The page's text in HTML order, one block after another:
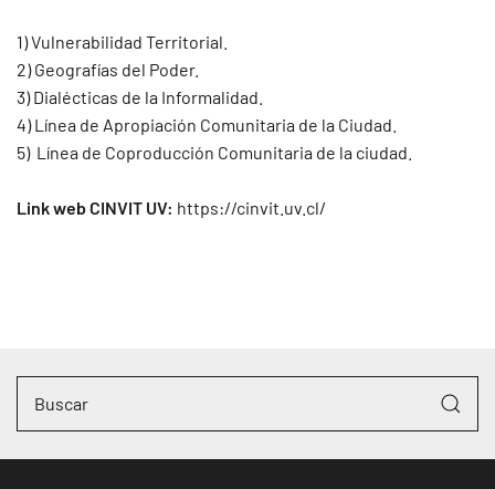
1) Vulnerabilidad Territorial.
2) Geografías del Poder.
3) Dialécticas de la Informalidad.
4) Línea de Apropiación Comunitaria de la Ciudad.
5) Línea de Coproducción Comunitaria de la ciudad.
Link web CINVIT UV: https://cinvit.uv.cl/